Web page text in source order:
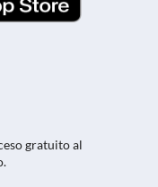
gratuito al